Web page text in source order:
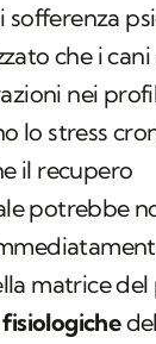
che i cani
nei
lo stress
il recupero
potrebbe
matrice del